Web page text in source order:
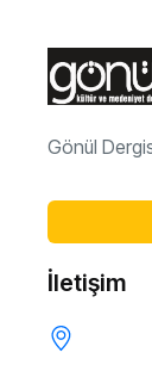
Gönül
İletişim